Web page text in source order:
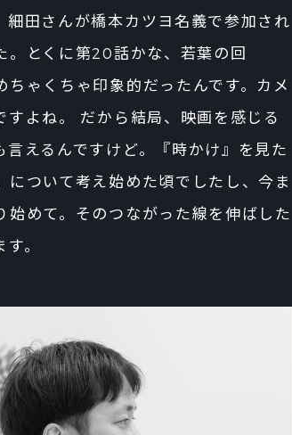
田さんが橋本カツヨ名義で参加され
。とくに第20話かな、若葉の回
ちゃくちゃ印象的だったんです。カメ
よね。 だから結局、映画を感じる
えるんですけど。『時かけ』を見た
ついて考え始めた頃でしたし、今ま
めて。そのつながった線を伸ばした
。